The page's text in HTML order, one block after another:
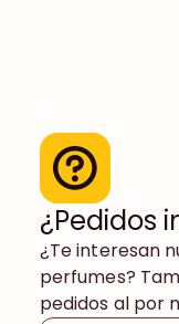
¿Pedidos
¿Te interesan
perfumes?
pedidos al por